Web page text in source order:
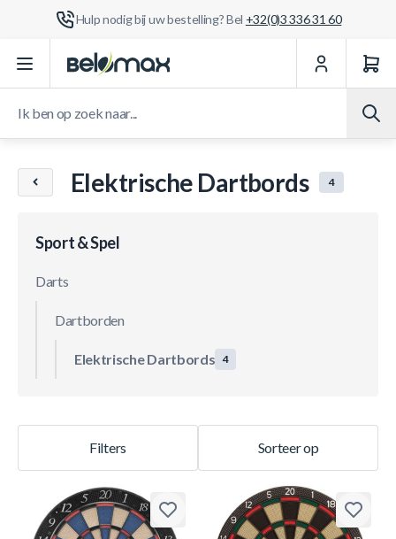
Hulp nodig bij uw bestelling? Bel +32(0)3 336 31 60
Ga naar de inhoud
Elektrische Dartbords 4
Sport & Spel
Darts
Dartborden
Elektrische Dartbords 4
Sorteer op
Filters